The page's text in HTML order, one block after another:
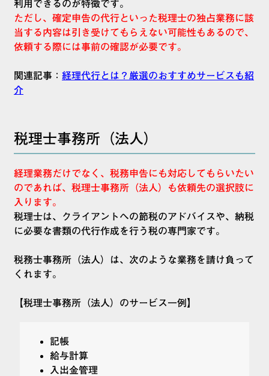
利用できるのが特徴です。
ただし、確定申告の代行といった税理士の独占業務に該
当する内容は引き受けてもらえない可能性もあるので、
依頼する際には事前の確認が必要です。
関連記事： 経理代行とは？厳選のおすすめサービスも紹
介
税理士事務所（法人）
経理業務だけでなく、税務申告にも対応してもらいたい
のであれば、税理士事務所（法人）も依頼先の選択肢に
入ります。
税理士は、クライアントへの節税のアドバイスや、納税
に必要な書類の代行作成を行う税の専門家です。
税務士事務所（法人）は、次のような業務を請け負って
くれます。
【税理士事務所（法人）のサービス一例】
記帳
給与計算
入出金管理